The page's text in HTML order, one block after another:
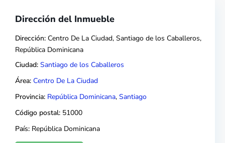
Dirección del Inmueble
Dirección: Centro De La Ciudad, Santiago de los Caballeros,
República Dominicana
Ciudad: Santiago de los Caballeros
Área: Centro De La Ciudad
Provincia: República Dominicana, Santiago
Código postal: 51000
País: República Dominicana